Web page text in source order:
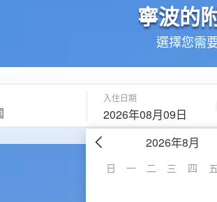
寧波的
選擇您需
入住日期
2026年08月09日
2026年8月
日 一 二 三 四 五